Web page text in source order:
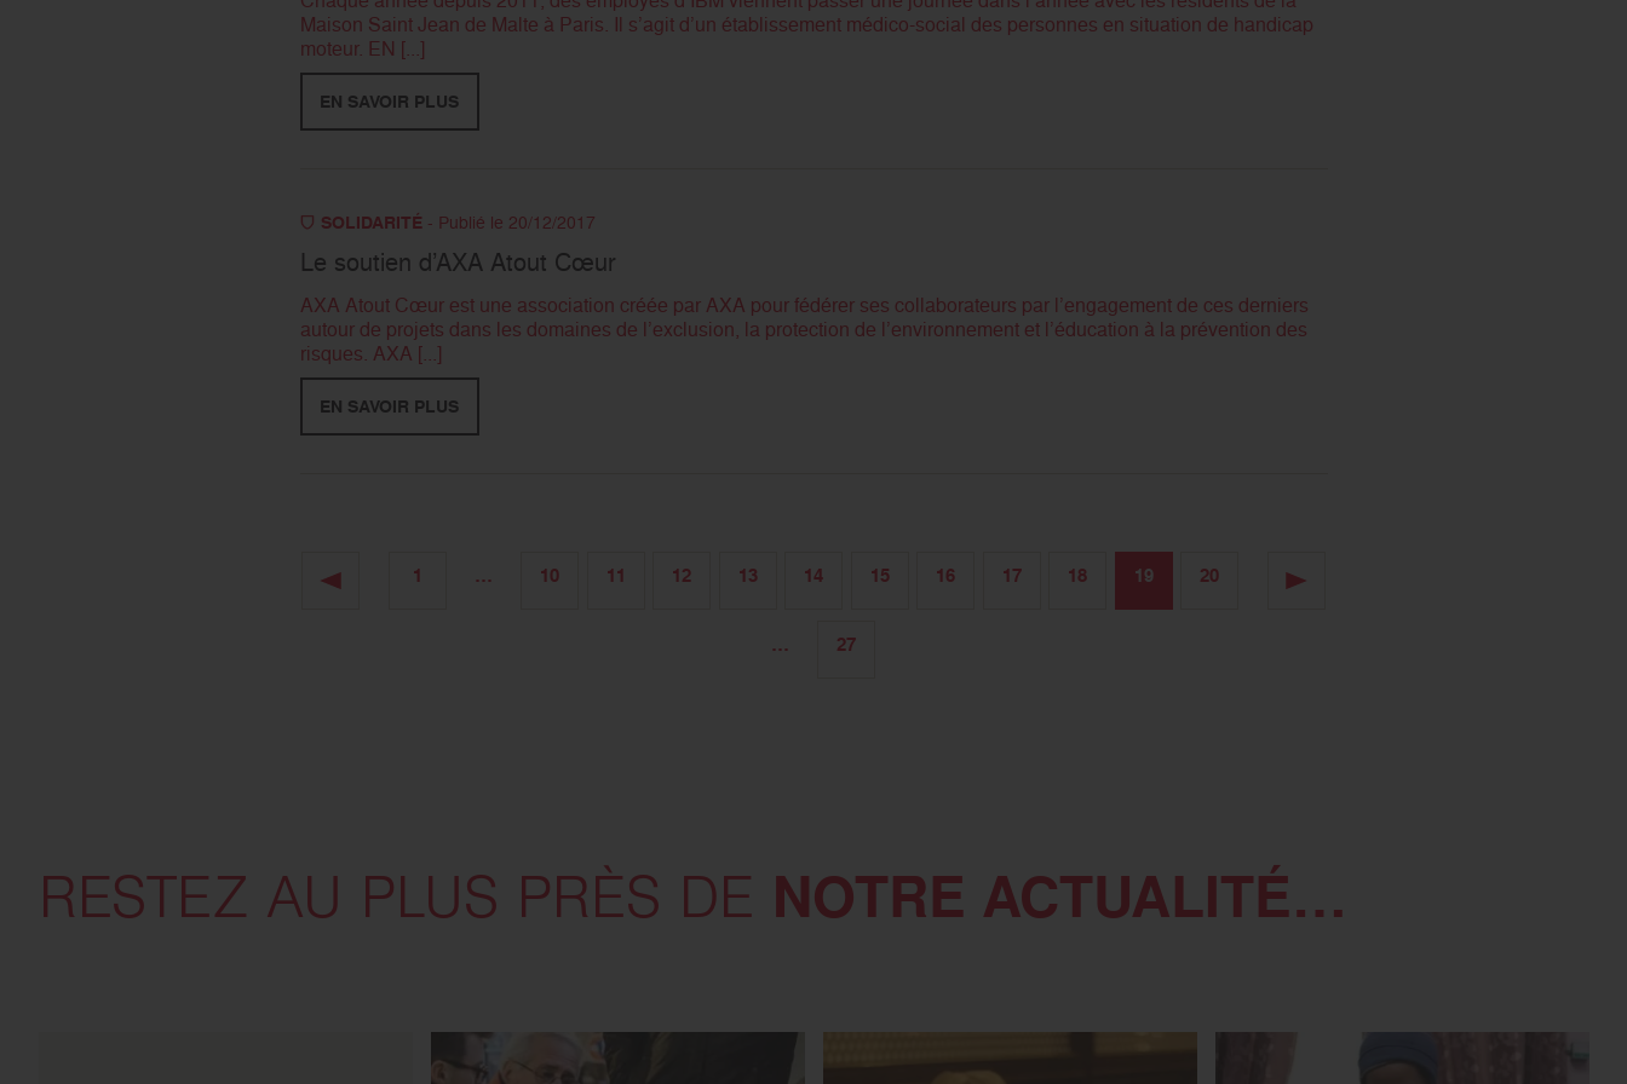
Maison Saint Jean de Malte à Paris. Il s’agit d’un établissement médico-social des personnes en situation de handicap
moteur. EN [...]
EN SAVOIR PLUS
SOLIDARITÉ- Publié le 20/12/2017
Le soutien d’AXA Atout Cœur
AXA Atout Cœur est une association créée par AXA pour fédérer ses collaborateurs par l’engagement de ces derniers
autour de projets dans les domaines de l’exclusion, la protection de l’environnement et l’éducation à la prévention des
risques. AXA [...]
EN SAVOIR PLUS
1 … 10 11 12 13 14 15 16 17 18 19 20
… 27
RESTEZ AU PLUS PRÈS DE NOTRE ACTUALITÉ…